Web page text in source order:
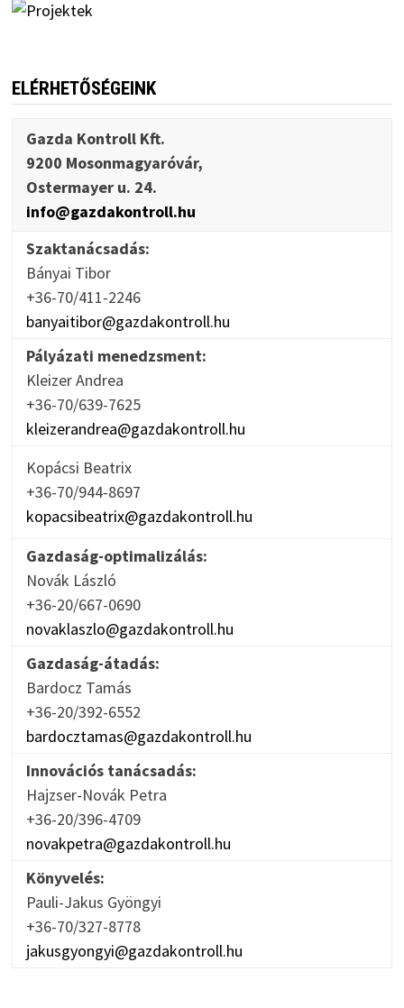
ELÉRHETŐSÉGEINK
Gazda Kontroll Kft.
9200 Mosonmagyaróvár,
Ostermayer u. 24.
info@gazdakontroll.hu
Szaktanácsadás:
Bányai Tibor
+36-70/411-2246
banyaitibor@gazdakontroll.hu
Pályázati menedzsment:
Kleizer Andrea
+36-70/639-7625
kleizerandrea@gazdakontroll.hu
Kopácsi Beatrix
+36-70/944-8697
kopacsibeatrix@gazdakontroll.hu
Gazdaság-optimalizálás:
Novák László
+36-20/667-0690
novaklaszlo@gazdakontroll.hu
Gazdaság-átadás:
Bardocz Tamás
+36-20/392-6552
bardocztamas@gazdakontroll.hu
Innovációs tanácsadás:
Hajzser-Novák Petra
+36-20/396-4709
novakpetra@gazdakontroll.hu
Könyvelés:
Pauli-Jakus Gyöngyi
+36-70/327-8778
jakusgyongyi@gazdakontroll.hu